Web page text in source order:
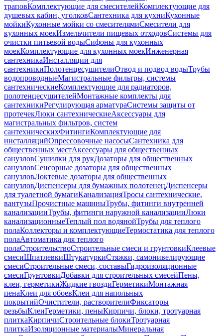
траповКомплектующие для смесителейКомплектующие для
душевых кабин, уголковСантехника для кухниКухонные
мойкиКухонные мойки со смесителямиСмесители для
кухонных моекИзмельчители пищевых отходовСистемы для
очистки питьевой водыСифоны для кухонных
моекКомплектующие для кухонных моекИнженерная
сантехникаИнсталляции для
сантехникиПолотенцесушителиОтвод и подвод водыТрубы
водопроводныеМагистральные фильтры, системы
сантехническиеКомплектующие для радиаторов,
полотенцесушителейМонтажные комплекты для
сантехникиРегулирующая арматураСистемы защиты от
протечекЛюки сантехническиеАксессуары для
магистральных фильтров, систем
сантехническихФитингиКомплектующие для
инсталляцийОпрессовочные насосыСантехника для
общественных местАксессуары для общественных
санузловСушилки для рукДозаторы для общественных
санузловСенсорные дозаторы для общественных
санузловЛоктевые дозаторы для общественных
санузловДиспенсеры для бумажных полотенецДиспенсеры
для туалетной бумагиКанализацияТросы сантехнические,
вантузыПрочистные машиныТрубы, фитинги внутренней
канализацииТрубы, фитинги наружной канализацииЛюки
канализационныеТеплый пол водянойТрубы для теплого
полаКоллекторы и комплектующиеТермостатика для теплого
полаАвтоматика для теплого
полаСтроительствоСтроительные смеси и грунтовкиКлеевые
смесиШпатлевкиШтукатуркиСтяжки, самонивелирующие
смесиСтроительные смеси, составыГидроизоляционные
смесиГрунтовкиДобавки для строительных смесейПены,
клеи, герметикиЖидкие гвоздиГерметикиМонтажная
пенаКлеи для обоевКлеи для напольных
покрытийОчистители, растворителиФиксаторы
резьбыКлеиГерметики, пеныКирпичи, блоки, тротуарная
плиткаКирпичиСтроительные блокиТротуарная
плиткаИзоляционные материалыМинеральная